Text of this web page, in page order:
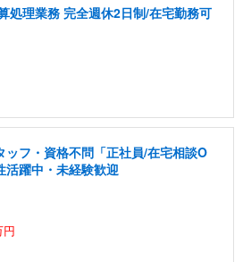
処理業務 完全週休2日制/在宅勤務可
ッフ・資格不問「正社員/在宅相談O
活躍中・未経験歓迎
円